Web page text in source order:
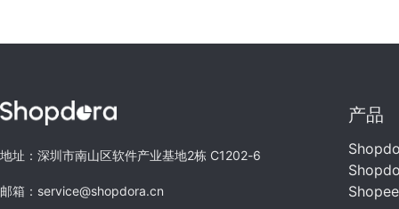
地址：深圳市南山区软件产业基地2栋 C1202-6
邮箱：service@shopdora.cn
产品